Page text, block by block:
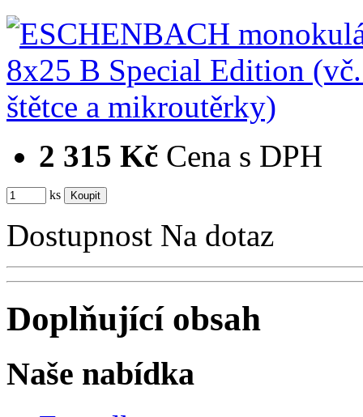
2 315 Kč Cena s DPH
ks
Dostupnost Na dotaz
Doplňující obsah
Naše nabídka